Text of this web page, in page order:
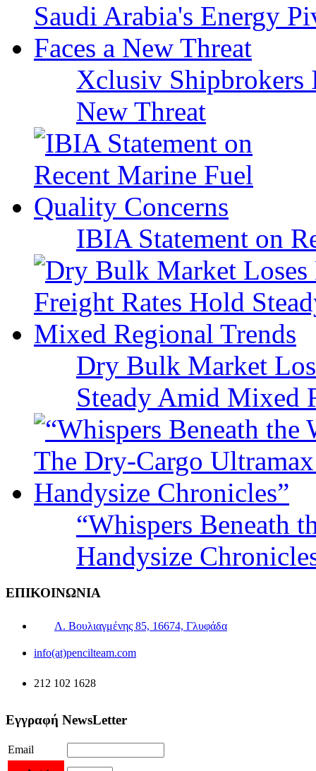
Xclusiv Shipbrokers
New Threat
IBIA Statement on
Dry Bulk Market
Steady Amid Mixed
“Whispers Beneath
Handysize
ΕΠΙΚΟΙΝΩΝΙΑ
Λ. Βουλιαγμένης 85, 16674, Γλυφάδα
info(at)pencilteam.com
212 102 1628
Εγγραφή NewsLetter
Email